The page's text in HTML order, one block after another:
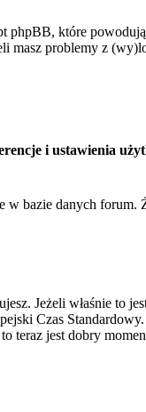
które
masz problemy z
i ustawienia
bazie danych
Jeżeli właśnie to
Czas
teraz jest dobry